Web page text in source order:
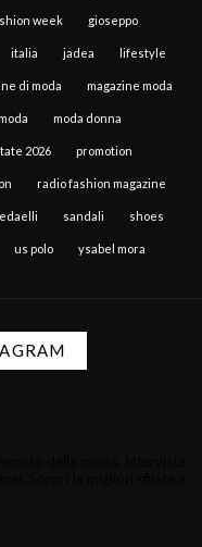
week gioseppo
italia jadea lifestyle
di moda magazine moda
moda moda donna
2026 promotion
radio fashion magazine
sandali shoes
us polo ysabel mora